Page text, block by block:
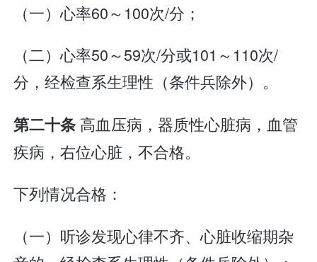
（一）心率60～100次/分；
（二）心率50～59次/分或101～110次/
分，经检查系生理性（条件兵除外）。
第二十条 高血压病，器质性心脏病，血管
疾病，右位心脏，不合格。
下列情况合格：
（一）听诊发现心律不齐、心脏收缩期杂